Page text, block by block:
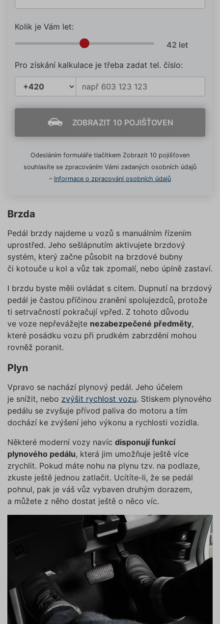
Kolik je Vám let:
Pro získání kalkulace je třeba zadat tel. číslo:
ZOBRAZIT 10 POJIŠŤOVEN
Odesláním formuláře tlačítkem Zobrazit 10 pojišťoven
souhlasíte se zpracováním Vámi zadaných osobních údajů
– Informace o zpracování osobních údajů
Brzda
Pedál brzdy najdeme u vozů s manuálním řízením
uprostřed. Jeho sešlápnutím aktivujete brzdový
systém, který začne působit na brzdové bubny
či kotouče u kol a vůz tak zpomalí, nebo úplně zastaví.
I brzdu byste měli ovládat s citem. Dupnutí na brzdový
pedál je častou příčinou zranění spolujezdců, protože
ti setrvačností pokračují vpřed. Z tohoto důvodu
ve voze nepřevážejte nezabezpečené předměty,
které posádku vozu při prudkém zabrzdění mohou
rovněž poranit.
Plyn
Vpravo se nachází plynový pedál. Jeho účelem
je snížit, nebo zvýšit rychlost vozu. Stiskem plynového
pedálu se zvyšuje přívod paliva do motoru a tím
dochází ke zvýšení jeho výkonu a rychlosti vozidla.
Některé moderní vozy navíc disponují funkcí
plynového pedálu, která jim umožňuje ještě více
zrychlit. Pokud máte nohu na plynu tzv. na podlaze,
zkuste ještě jednou zatlačit. Ucítíte-li, že se pedál
pohnul, pak je váš vůz vybaven druhým dorazem,
a můžete z něho dostat ještě o něco víc.